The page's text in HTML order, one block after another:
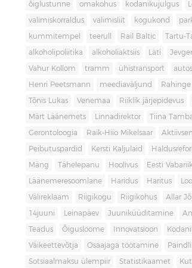
õiglustunne omakohus kodanikujulgus
valimiskorraldus valimisliit kogukond
kummitempel teerull Rail Baltic Tartu-
alkoholipoliitika alkoholiaktsiis Läti
Vahur Kollom tramm ühistransport
Henri Peetsmann meediaväljund Rahinge
Tõnis Lukas Venemaa Riiklik järjepidevus
Märt Läänemets Linnadirektor Tiina
Gerontoloogia Raik-Hiio Mikelsaar
Peibutuspardid Kersti Kaljulaid
Mäng Tähelepanu Hoolivus Eesti Vabariik
Läänemeresoomlane Haridus Haritus
Välireklaam Riigikogu Riigikohus Allar
14juuni Leinapäev Juuniküüditamine
Teadus Õigusloome Innovatsioon
Väikeettevõtja Osaajaga töötamine
Sotsiaalmaksu ülempiir Statistikaamet